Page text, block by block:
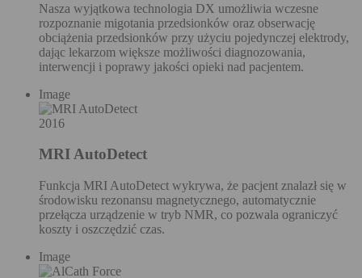
Nasza wyjątkowa technologia DX umożliwia wczesne
rozpoznanie migotania przedsionków oraz obserwację
obciążenia przedsionków przy użyciu pojedynczej elektrody,
dając lekarzom większe możliwości diagnozowania,
interwencji i poprawy jakości opieki nad pacjentem.
Image
2016
MRI AutoDetect
Funkcja MRI AutoDetect wykrywa, że pacjent znalazł się w
środowisku rezonansu magnetycznego, automatycznie
przełącza urządzenie w tryb NMR, co pozwala ograniczyć
koszty i oszczędzić czas.
Image